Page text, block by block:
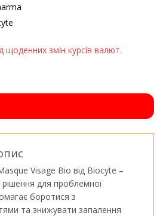
щоденних змін курсів валют.
Visage Bio від Biocyte –
рішення для проблемної
боротися з
та знижувати запалення